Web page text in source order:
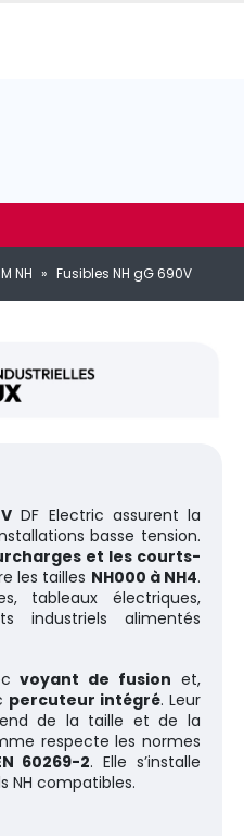
NH » Fusibles NH gG 690V
DF Electric assurent la
basse tension.
et les courts-
les tailles NH000 à NH4.
tableaux électriques,
industriels alimentés
voyant de fusion et,
percuteur intégré. Leur
de la taille et de la
respecte les normes
60269-2. Elle s’installe
NH compatibles.